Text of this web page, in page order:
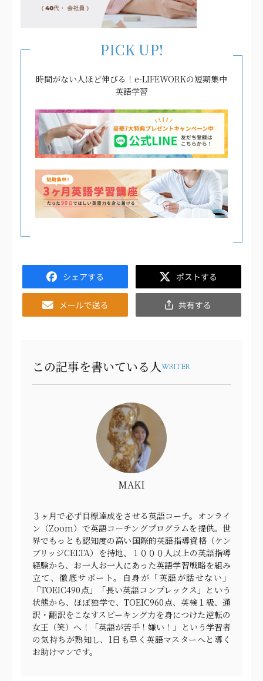
PICK UP!
時間がない人ほど伸びる！e-LIFEWORKの短期集中
英語学習
Facebook
Twitter
Email
共
有
この記事を書いている人WRITER
MAKI
３ヶ月で必ず目標達成をさせる英語コーチ。オンライ
ン（Zoom）で英語コーチングプログラムを提供。世
界でもっとも認知度の高い国際的英語指導資格（ケン
ブリッジCELTA）を持地、１０００人以上の英語指導
経験から、お一人お一人にあった英語学習戦略を組み
立て、徹底サポート。自身が「英語が話せない」
「TOEIC490点」「長い英語コンプレックス」という
状態から、ほぼ独学で、TOEIC960点、英検１級、通
訳・翻訳をこなすスピーキング力を身につけた逆転の
女王（笑）へ！「英語が苦手！嫌い！」という学習者
の気持ちが熟知し、1日も早く英語マスターへと導く
お助けマンです。